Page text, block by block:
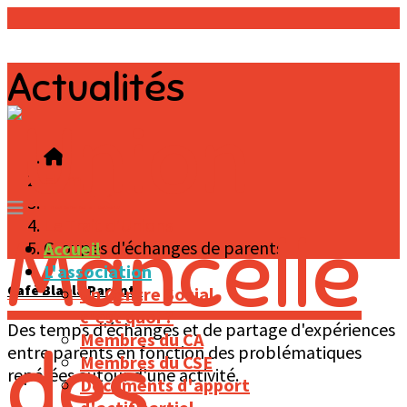
Accueil
L'association
Un Centre Social,
c'est quoi ?
Membres du CA
Membres du CSE
Documents d'apport
Actualités
Groupes d'échanges de parents
Café Blabla Parents
Des temps d'échanges et de partage d'expériences
entre parents en fonction des problématiques
repérées autour d'une activité.